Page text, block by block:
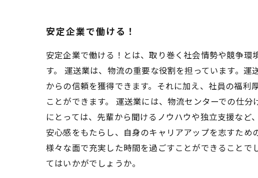
安定企業で働ける！
安定企業で働ける！とは、取り巻く社会情勢や競争
す。 運送業は、物流の重要な役割を担っています。
からの信頼を獲得できます。それに加え、社員の福
ことができます。 運送業には、物流センターでの仕
にとっては、先輩から聞けるノウハウや独立支援な
安心感をもたらし、自身のキャリアアップを志すため
様々な面で充実した時間を過ごすことができること
てはいかがでしょうか。